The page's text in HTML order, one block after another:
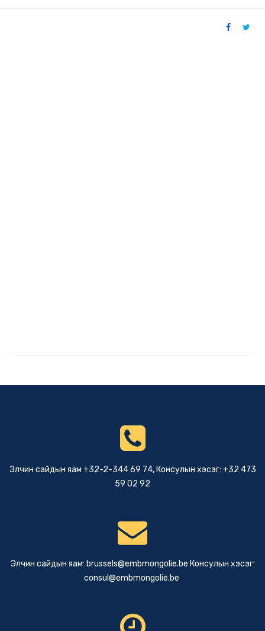
Элчин сайдын яам +32-2-344 69 74, Консулын хэсэг: +32 473
59 02 92
Элчин сайдын яам: brussels@embmongolie.be Консулын хэсэг:
consul@embmongolie.be